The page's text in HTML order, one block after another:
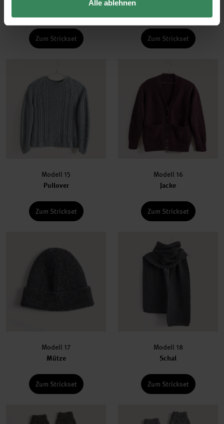
Alle ablehnen
Zum Strickset Zum Strickset
Modell 15
Pullover
Zum Strickset
Modell 16
Jacke
Zum Strickset
Modell 17
Mütze
Zum Strickset
Modell 18
Schal
Zum Strickset